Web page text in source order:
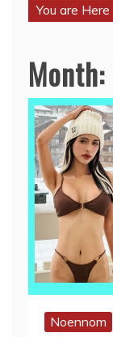
You are Here
Month:
Noennom